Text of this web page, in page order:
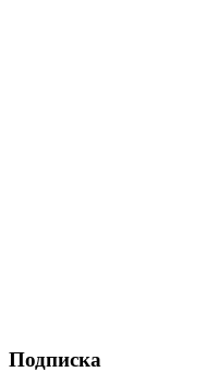
Подписка